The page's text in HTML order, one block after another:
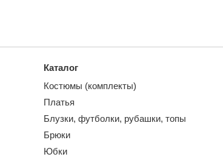
Каталог
Костюмы (комплекты)
Платья
Блузки, футболки, рубашки, топы
Брюки
Юбки